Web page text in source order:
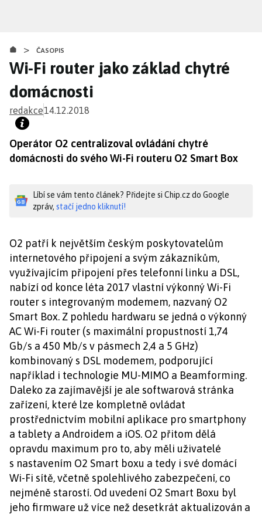
obsahu
> ČASOPIS
Wi-Fi router jako základ chytré
domácnosti
redakce14.12.2018
Operátor O2 centralizoval ovládání chytré
domácnosti do svého Wi-Fi routeru O2 Smart Box
Líbí se vám tento článek? Přidejte si Chip.cz do Google
zpráv, stačí jedno kliknutí!
O2 patří k největším českým poskytovatelům
internetového připojení a svým zákazníkům,
využívajícím připojení přes telefonní linku a DSL,
nabízí od konce léta 2017 vlastní výkonný Wi-Fi
router s integrovaným modemem, nazvaný O2
Smart Box. Z pohledu hardwaru se jedná o výkonný
AC Wi-Fi router (s maximální propustností 1,74
Gb/s a 450 Mb/s v pásmech 2,4 a 5 GHz)
kombinovaný s DSL modemem, podporující
například i technologie MU-MIMO a Beamforming.
Daleko za zajímavější je ale softwarová stránka
zařízení, které lze kompletně ovládat
prostřednictvím mobilní aplikace pro smartphony
a tablety a Androidem a iOS. O2 přitom dělá
opravdu maximum pro to, aby měli uživatelé
s nastavením O2 Smart boxu a tedy i své domácí
Wi-Fi sítě, včetně spolehlivého zabezpečení, co
nejméně starostí. Od uvedení O2 Smart Boxu byl
jeho firmware už více než desetkrát aktualizován a